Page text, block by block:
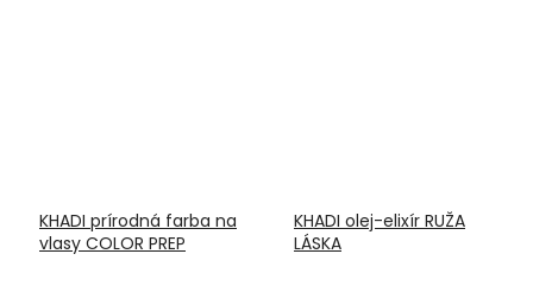
KHADI prírodná farba na
vlasy COLOR PREP
KHADI olej-elixír RUŽA
LÁSKA